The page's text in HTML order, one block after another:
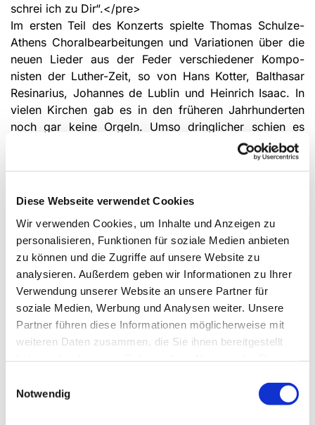
Diese Webseite verwendet Cookies
Wir verwenden Cookies, um Inhalte und Anzeigen zu
personalisieren, Funktionen für soziale Medien anbieten
zu können und die Zugriffe auf unsere Website zu
analysieren. Außerdem geben wir Informationen zu Ihrer
Verwendung unserer Website an unsere Partner für
soziale Medien, Werbung und Analysen weiter. Unsere
Partner führen diese Informationen möglicherweise mit
weiteren Daten zusammen, die Sie ihnen bereitgestellt
Notwendig
schrei ich zu Dir“.</pre>
Im ersten Teil des Konzerts spielte Thomas Schulze-
Athens Choralbearbeitun­gen und Variationen über die
neuen Lieder aus der Feder verschiedener Kompo­
nisten der Luther-Zeit, so von Hans Kotter, Balthasar
Resinarius, Johannes de Lublin und Heinrich Isaac. In
vielen Kirchen gab es in den früheren Jahrhunder­ten
noch gar keine Orgeln. Umso dringlicher schien es
Luther, einfache Weisen zu komponieren, die leicht zu
Hymnen in lateinischer Sprache Vorrang behalten. Im
oftmals wieder verboten. Trotzdem konnten sich die
deutschen Texte behaupten.
Friedrich von Spee, der seit 1623 u.a. in Paderborn
lehrte, bekämpfte nicht nur die Hexenprozesse,
sondern schuf auch zahlreiche Liedtexte. In unserem
heuti­gen Gesangbuch sind noch sechs Lieder mit
seinen Texten enthalten, am bekann­testen wohl „O
Heiland, reiß die Himmel auf“ und „Zu Bethlehem
geboren“.
Ein Komponist des Barock, Dietrich Buxtehude, großes
Vorbild und zeitweise Lehrer von Johann Sebastian